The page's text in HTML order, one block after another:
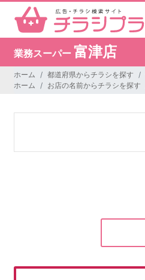
業務スーパー 富津店
ホーム 都道府県からチラシを探す
ホーム
お店の名前からチラシを探す